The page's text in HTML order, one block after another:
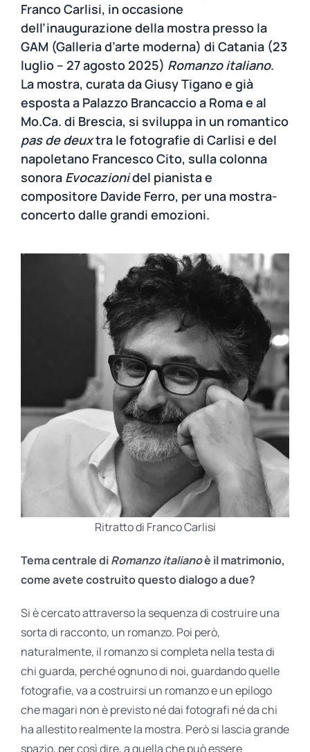
Franco Carlisi, in occasione
dell’inaugurazione della mostra presso la
GAM (Galleria d’arte moderna) di Catania (23
luglio – 27 agosto 2025) Romanzo italiano.
La mostra, curata da Giusy Tigano e già
esposta a Palazzo Brancaccio a Roma e al
Mo.Ca. di Brescia, si sviluppa in un romantico
pas de deuxtra le fotografie di Carlisi e del
napoletano Francesco Cito, sulla colonna
sonora Evocazionidel pianista e
compositore Davide Ferro, per una mostra-
concerto dalle grandi emozioni.
Ritratto di Franco Carlisi
Tema centrale diRomanzo italianoè il matrimonio,
come avete costruito questo dialogo a due?
Si è cercato attraverso la sequenza di costruire una
sorta di racconto, un romanzo. Poi però,
naturalmente, il romanzo si completa nella testa di
chi guarda, perché ognuno di noi, guardando quelle
fotografie, va a costruirsi un romanzo e un epilogo
che magari non è previsto né dai fotografi né da chi
ha allestito realmente la mostra. Però si lascia grande
spazio, per così dire, a quella che può essere